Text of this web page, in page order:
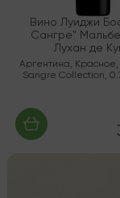
Вино Луиджи
Сангре"
Лухан де
Аргентина, Красное,
Sangre Collection,